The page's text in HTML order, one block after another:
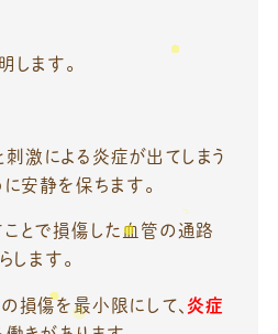
します。
刺激による炎症が出てしまう
安静を保ちます。
とで損傷した血管の通路
します。
小限にして、 炎症